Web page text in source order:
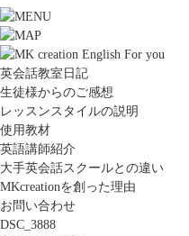
英会話教室日記
生徒様からのご感想
レッスンスタイルの説明
使用教材
英語講師紹介
大手英会話スクールとの違い
MKcreationを創った理由
お問い合わせ
DSC_3888